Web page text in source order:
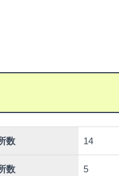
数 14
数 5